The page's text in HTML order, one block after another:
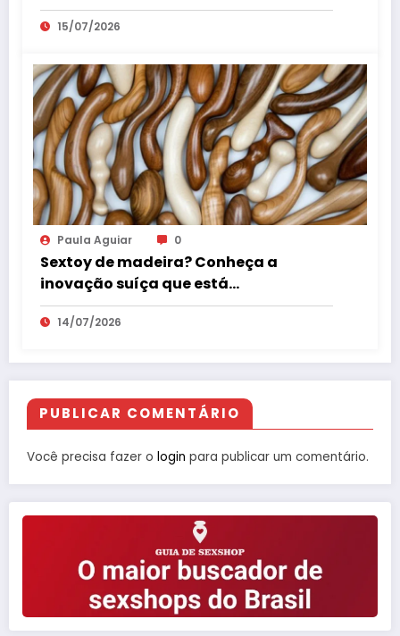
do Bem-Estar Íntimo
15/07/2026
Paula Aguiar 0
Sextoy de madeira? Conheça a
inovação suíça que está
surpreendendo o mercado erótico
14/07/2026
PUBLICAR COMENTÁRIO
Você precisa fazer o login para publicar um comentário.